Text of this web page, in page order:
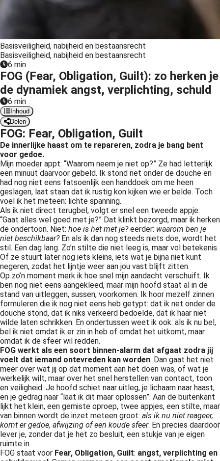
Basisveiligheid, nabijheid en bestaansrecht
Basisveiligheid, nabijheid en bestaansrecht
6 min
FOG (Fear, Obligation, Guilt): zo herken je
de dynamiek angst, verplichting, schuld
6 min
Inhoud
Delen
FOG: Fear, Obligation, Guilt
De innerlijke haast om te repareren, zodra je bang bent
voor gedoe.
Mijn moeder appt: “Waarom neem je niet op?” Ze had letterlijk
een minuut daarvoor gebeld. Ik stond net onder de douche en
had nog niet eens fatsoenlijk een handdoek om me heen
geslagen, laat staan dat ik rustig kon kijken wie er belde. Toch
voel ik het meteen: lichte spanning.
Als ik niet direct terugbel, volgt er snel een tweede appje:
“Gaat alles wel goed met je?” Dat klinkt bezorgd, maar ik herken
de ondertoon. Niet: hoe is het met je?eerder: waarom ben je
niet beschikbaar?En als ik dan nog steeds niets doe, wordt het
stil. Een dag lang. Zo’n stilte die niet leeg is, maar vol betekenis.
Of ze stuurt later nog iets kleins, iets wat je bijna niet kunt
negeren, zodat het lijntje weer aan jou vast blijft zitten.
Op zo’n moment merk ik hoe snel mijn aandacht verschuift. Ik
ben nog niet eens aangekleed, maar mijn hoofd staat al in de
stand van uitleggen, sussen, voorkomen. Ik hoor mezelf zinnen
formuleren die ik nog niet eens heb getypt: dat ik net onder de
douche stond, dat ik niks verkeerd bedoelde, dat ik haar niet
wilde laten schrikken. En ondertussen weet ik ook: als ik nu bel,
bel ik niet omdat ik er zin in heb of omdat het uitkomt, maar
omdat ik de sfeer wil redden.
FOG werkt als een soort binnen-alarm dat afgaat zodra jij
voelt dat iemand ontevreden kan worden. Dan gaat het niet
meer over wat jij op dat moment aan het doen was, of wat je
werkelijk wilt, maar over het snel herstellen van contact, toon
en veiligheid. Je hoofd schiet naar uitleg, je lichaam naar haast,
en je gedrag naar “laat ik dit maar oplossen”. Aan de buitenkant
lijkt het klein, een gemiste oproep, twee appjes, een stilte, maar
van binnen wordt de inzet meteen groot: als ik nu niet reageer,
komt er gedoe, afwijzing of een koude sfeer. En precies daardoor
lever je, zonder dat je het zo besluit, een stukje van je eigen
ruimte in.
FOG staat voor Fear, Obligation, Guilt: angst, verplichting en
van